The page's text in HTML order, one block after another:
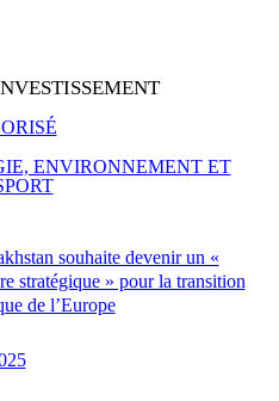
souhaite devenir un «
stratégique » pour la transition
de l’Europe
ENVIRONNEMENT ET